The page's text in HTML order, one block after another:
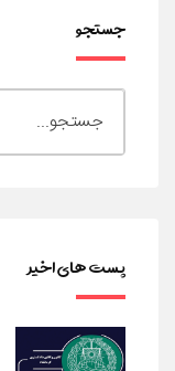
جستجو
پست های اخیر